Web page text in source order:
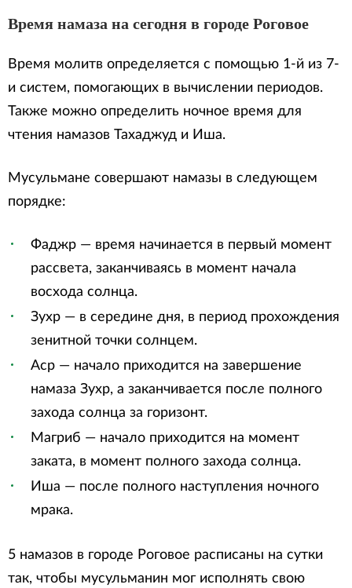
Время намаза на сегодня в городе Роговое
Время молитв определяется с помощью 1-й из 7-
и систем, помогающих в вычислении периодов.
Также можно определить ночное время для
чтения намазов Тахаджуд и Иша.
Мусульмане совершают намазы в следующем
порядке:
Фаджр — время начинается в первый момент
рассвета, заканчиваясь в момент начала
восхода солнца.
Зухр — в середине дня, в период прохождения
зенитной точки солнцем.
Аср — начало приходится на завершение
намаза Зухр, а заканчивается после полного
захода солнца за горизонт.
Магриб — начало приходится на момент
заката, в момент полного захода солнца.
Иша — после полного наступления ночного
мрака.
5 намазов в городе Роговое расписаны на сутки
так, чтобы мусульманин мог исполнять свою